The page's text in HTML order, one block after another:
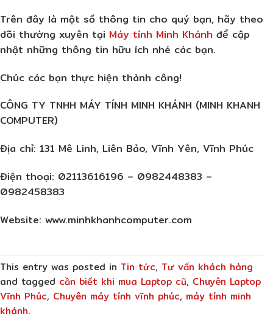
Trên đây là một số thông tin cho quý bạn, hãy theo
dõi thường xuyên tại Máy tính Minh Khánh để cập
nhật những thông tin hữu ích nhé các bạn.
Chúc các bạn thực hiện thành công!
CÔNG TY TNHH MÁY TÍNH MINH KHÁNH (MINH KHANH
COMPUTER)
Địa chỉ: 131 Mê Linh, Liên Bảo, Vĩnh Yên, Vĩnh Phúc
Điện thoại: 02113616196 – 0982448383 –
0982458383
Website: www.minhkhanhcomputer.com
This entry was posted in Tin tức, Tư vấn khách hàng
and tagged cần biết khi mua Laptop cũ, Chuyên Laptop
Vĩnh Phúc, Chuyên máy tính vĩnh phúc, máy tính minh
khánh.